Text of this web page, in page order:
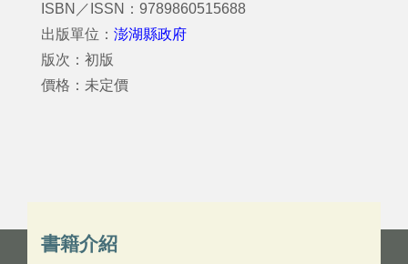
ISBN／ISSN：9789860515688
出版單位： 澎湖縣政府
版次：初版
價格：未定價
書籍介紹